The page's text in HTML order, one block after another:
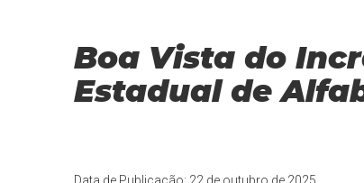
Boa Vista do
Estadual de